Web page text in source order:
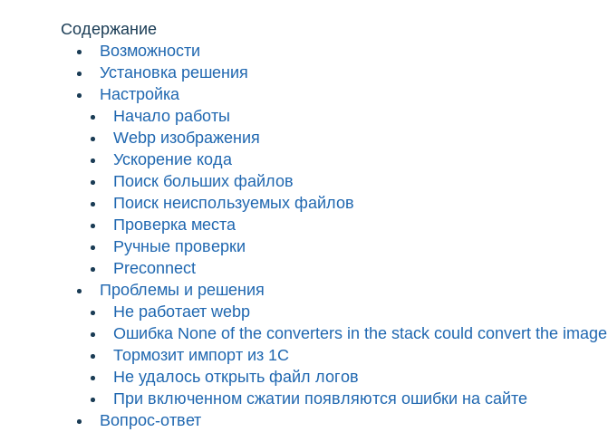
Содержание
Возможности
Установка решения
Настройка
Начало работы
Webp изображения
Ускорение кода
Поиск больших файлов
Поиск неиспользуемых файлов
Проверка места
Ручные проверки
Preconnect
Проблемы и решения
Не работает webp
Ошибка None of the converters in the stack could convert the image
Тормозит импорт из 1С
Не удалось открыть файл логов
При включенном сжатии появляются ошибки на сайте
Вопрос-ответ